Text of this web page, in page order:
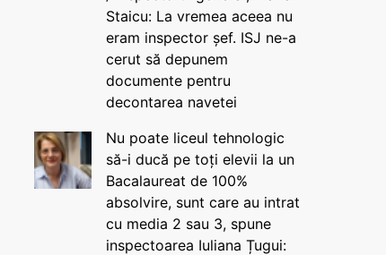
Staicu: La vremea aceea nu
eram inspector șef. ISJ ne-a
cerut să depunem
documente pentru
decontarea navetei
Nu poate liceul tehnologic
să-i ducă pe toți elevii la un
Bacalaureat de 100%
absolvire, sunt care au intrat
cu media 2 sau 3, spune
inspectoarea Iuliana Țugui: